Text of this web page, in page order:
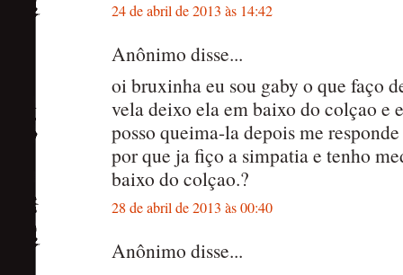
24 de abril de 2013 às 14:42
Anônimo disse...
oi bruxinha eu sou gaby o que faço
vela deixo ela em baixo do colçao e
posso queima-la depois me
por que ja fiço a simpatia e tenho
baixo do colçao.?
28 de abril de 2013 às 00:40
Anônimo disse...